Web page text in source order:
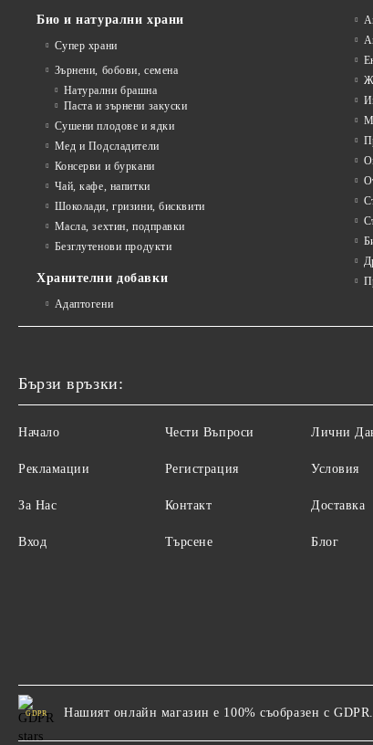
Био и натурални храни
Супер храни
Зърнени, бобови, семена
Натурални брашна
Паста и зърнени закуски
Сушени плодове и ядки
Мед и Подсладители
Консерви и буркани
Чай, кафе, напитки
Шоколади, гризини, бисквити
Масла, зехтин, подправки
Безглутенови продукти
Хранителни добавки
Адаптогени
Бързи връзки:
Начало
Рекламации
За Нас
Вход
Чести Въпроси
Регистрация
Контакт
Търсене
Лични
Условия
Доставка
Блог
GDPR Нашият онлайн магазин е 100% съобразен с GDPR.